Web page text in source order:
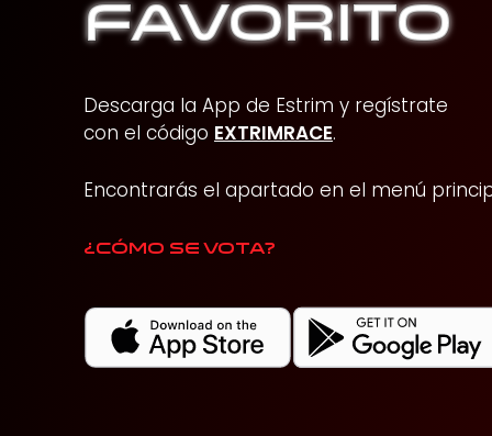
FAVORITO
Descarga la App de Estrim y regístrate
con el código EXTRIMRACE.
Encontrarás el apartado en el menú
¿Cómo se vota?